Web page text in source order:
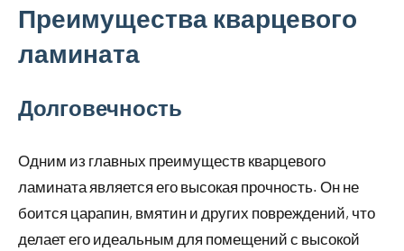
Преимущества кварцевого
ламината
Долговечность
Одним из главных преимуществ кварцевого
ламината является его высокая прочность. Он не
боится царапин, вмятин и других повреждений, что
делает его идеальным для помещений с высокой